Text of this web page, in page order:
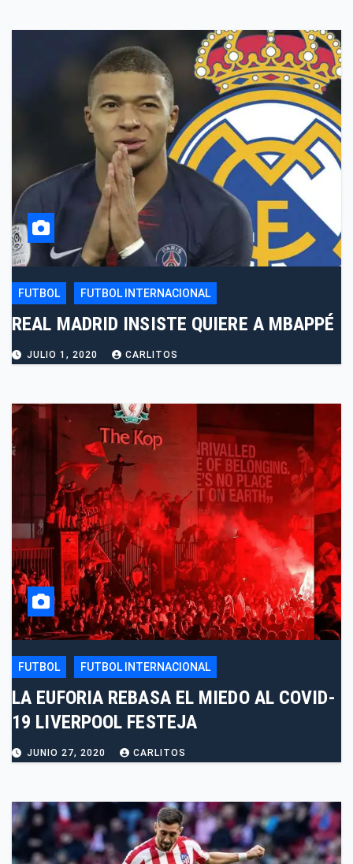
FUTBOL FUTBOL INTERNACIONAL
REAL MADRID INSISTE QUIERE A MBAPPÉ
JULIO 1, 2020 CARLITOS
FUTBOL FUTBOL INTERNACIONAL
LA EUFORIA REBASA EL MIEDO AL COVID-
19 LIVERPOOL FESTEJA
JUNIO 27, 2020 CARLITOS